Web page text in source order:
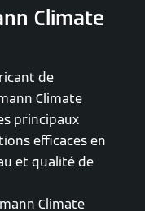
Climate
de
Climate
principaux
efficaces en
et qualité de
Climate